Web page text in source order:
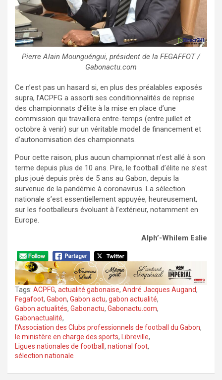
Pierre Alain Mounguéngui, président de la FEGAFFOT /
Gabonactu.com
Ce n’est pas un hasard si, en plus des préalables exposés
supra, l’ACPFG a assorti ses conditionnalités de reprise
des championnats d’élite à la mise en place d’une
commission qui travaillera entre-temps (entre juillet et
octobre à venir) sur un véritable model de financement et
d’autonomisation des championnats.
Pour cette raison, plus aucun championnat n’est allé à son
terme depuis plus de 10 ans. Pire, le football d’élite ne s’est
plus joué depuis près de 5 ans au Gabon, depuis la
survenue de la pandémie à coronavirus. La sélection
nationale s’est essentiellement appuyée, heureusement,
sur les footballeurs évoluant à l’extérieur, notamment en
Europe.
Alph’-Whilem Eslie
Tags: ACPFG, actualité gabonaise, André Jacques Augand,
Fegafoot, Gabon, Gabon actu, gabon actualité,
Gabon actualités, Gabonactu, Gabonactu.com,
Gabonactualité,
l’Association des Clubs professionnels de football du Gabon,
le ministère en charge des sports, Libreville,
Ligues nationales de football , national foot,
sélection nationale